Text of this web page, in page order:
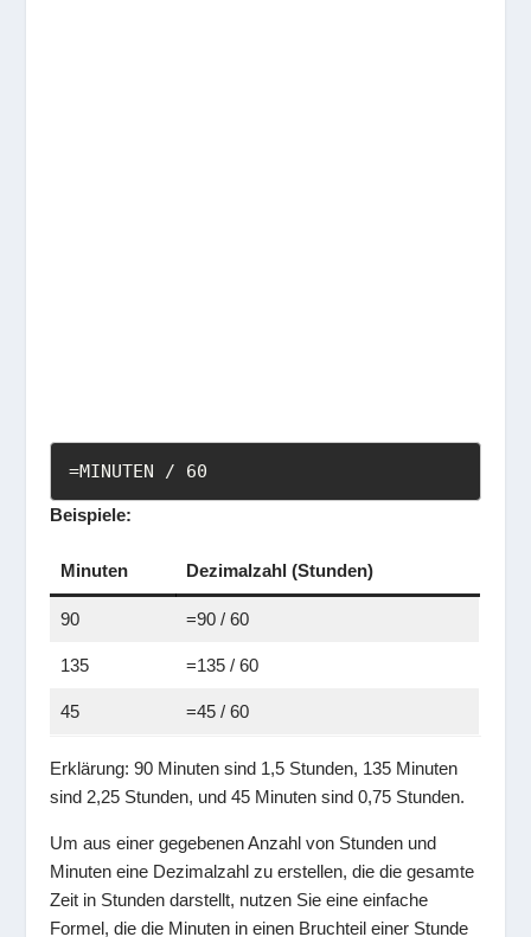
=MINUTEN / 60
Beispiele:
Minuten Dezimalzahl (Stunden)
90 =90 / 60
135 =135 / 60
45 =45 / 60
Erklärung: 90 Minuten sind 1,5 Stunden, 135 Minuten
sind 2,25 Stunden, und 45 Minuten sind 0,75 Stunden.
Um aus einer gegebenen Anzahl von Stunden und
Minuten eine Dezimalzahl zu erstellen, die die gesamte
Zeit in Stunden darstellt, nutzen Sie eine einfache
Formel, die die Minuten in einen Bruchteil einer Stunde